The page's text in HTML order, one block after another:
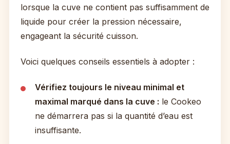
lorsque la cuve ne contient pas suffisamment de
liquide pour créer la pression nécessaire,
engageant la sécurité cuisson.
Voici quelques conseils essentiels à adopter :
Vérifiez toujours le niveau minimal et
maximal marqué dans la cuve : le Cookeo
ne démarrera pas si la quantité d’eau est
insuffisante.